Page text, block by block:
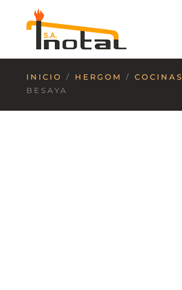
INICIO / HERGOM / COCINAS
BESAYA